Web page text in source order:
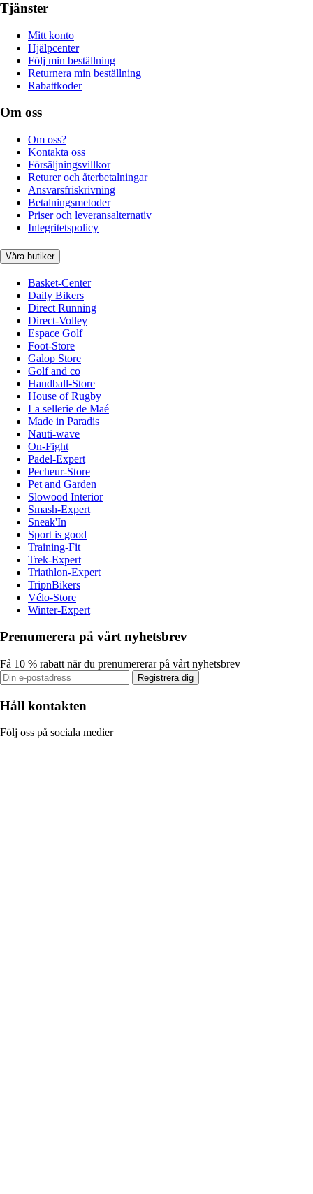
Tjänster
Mitt konto
Hjälpcenter
Följ min beställning
Returnera min beställning
Rabattkoder
Om oss
Om oss?
Kontakta oss
Försäljningsvillkor
Returer och återbetalningar
Ansvarsfriskrivning
Betalningsmetoder
Priser och leveransalternativ
Integritetspolicy
Våra butiker
Basket-Center
Daily Bikers
Direct Running
Direct-Volley
Espace Golf
Foot-Store
Galop Store
Golf and co
Handball-Store
House of Rugby
La sellerie de Maé
Made in Paradis
Nauti-wave
On-Fight
Padel-Expert
Pecheur-Store
Pet and Garden
Slowood Interior
Smash-Expert
Sneak'In
Sport is good
Training-Fit
Trek-Expert
Triathlon-Expert
TripnBikers
Vélo-Store
Winter-Expert
Prenumerera på vårt nyhetsbrev
Få 10 % rabatt när du prenumererar på vårt nyhetsbrev
Registrera dig
Håll kontakten
Följ oss på sociala medier